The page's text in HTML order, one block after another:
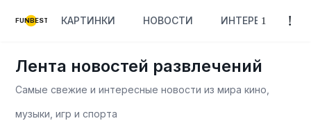
FUNBEST КАРТИНКИ НОВОСТИ ИНТЕРЕСНОЕ
Лента новостей развлечений
Самые свежие и интересные новости из мира кино,
музыки, игр и спорта